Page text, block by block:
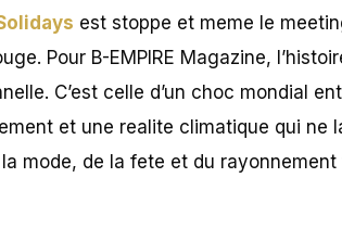
est stoppe et meme le
Pour B-EMPIRE Magazine,
C’est celle d’un choc mondial
et une realite climatique qui ne
mode, de la fete et du